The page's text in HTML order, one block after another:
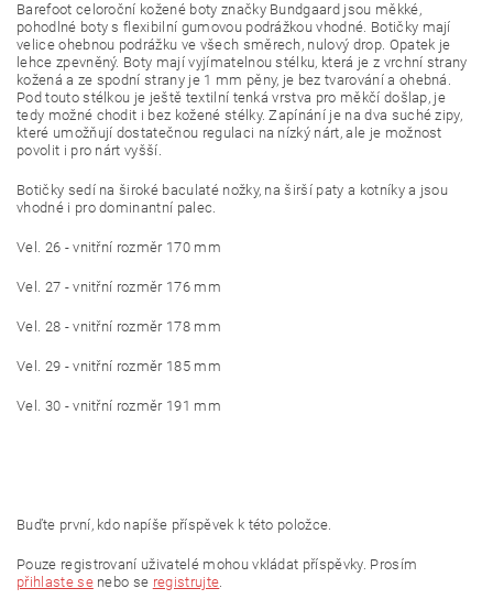
Barefoot celoroční kožené boty značky Bundgaard jsou měkké,
pohodlné boty s flexibilní gumovou podrážkou vhodné. Botičky mají
velice ohebnou podrážku ve všech směrech, nulový drop. Opatek je
lehce zpevněný. Boty mají vyjímatelnou stélku, která je z vrchní strany
kožená a ze spodní strany je 1 mm pěny, je bez tvarování a ohebná.
Pod touto stélkou je ještě textilní tenká vrstva pro měkčí došlap, je
tedy možné chodit i bez kožené stélky. Zapínání je na dva suché zipy,
které umožňují dostatečnou regulaci na nízký nárt, ale je možnost
povolit i pro nárt vyšší.
Botičky sedí na široké baculaté nožky, na širší paty a kotníky a jsou
vhodné i pro dominantní palec.
Vel. 26 - vnitřní rozměr 170 mm
Vel. 27 - vnitřní rozměr 176 mm
Vel. 28 - vnitřní rozměr 178 mm
Vel. 29 - vnitřní rozměr 185 mm
Vel. 30 - vnitřní rozměr 191 mm
Buďte první, kdo napíše příspěvek k této položce.
Pouze registrovaní uživatelé mohou vkládat příspěvky. Prosím
přihlaste senebo se registrujte.